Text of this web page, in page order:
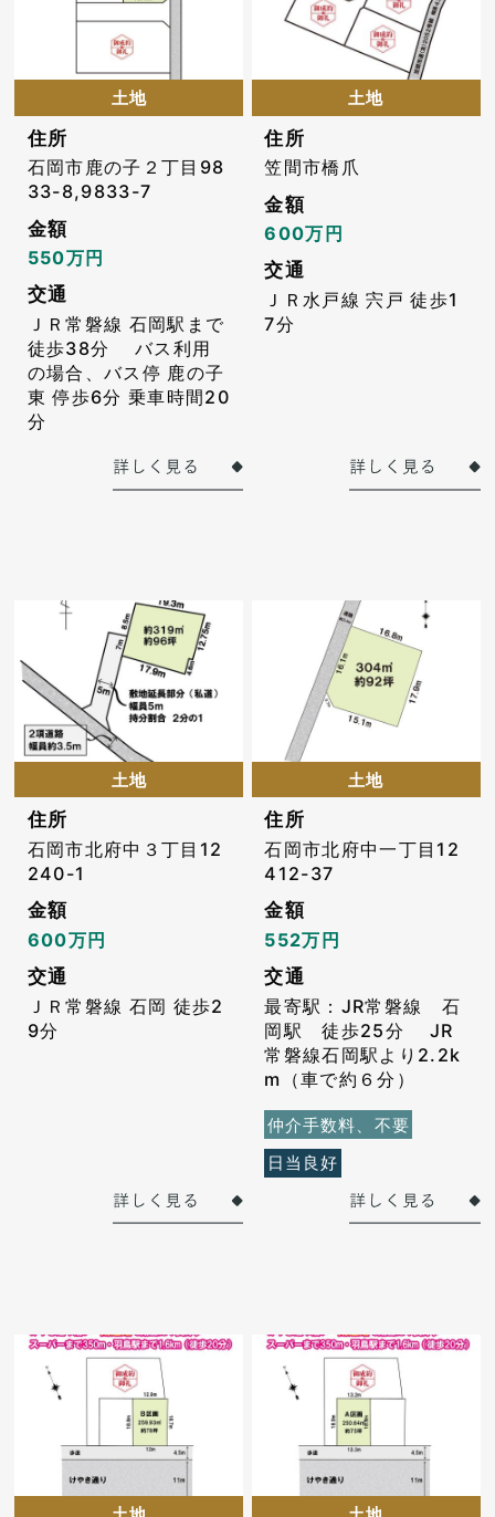
土地
住所
石岡市鹿の子２丁目98
33-8,9833-7
金額
550万円
交通
ＪＲ常磐線 石岡駅まで
徒歩38分 バス利用
の場合、バス停 鹿の子
東 停歩6分 乗車時間20
分
土地
住所
笠間市橋爪
金額
600万円
交通
ＪＲ水戸線 宍戸 徒歩1
7分
土地
住所
石岡市北府中３丁目12
240-1
金額
600万円
交通
ＪＲ常磐線 石岡 徒歩2
9分
土地
住所
石岡市北府中一丁目12
412-37
金額
552万円
交通
最寄駅：JR常磐線 石
岡駅 徒歩25分 JR
常磐線石岡駅より2.2k
m（車で約６分）
仲介手数料、不要
日当良好